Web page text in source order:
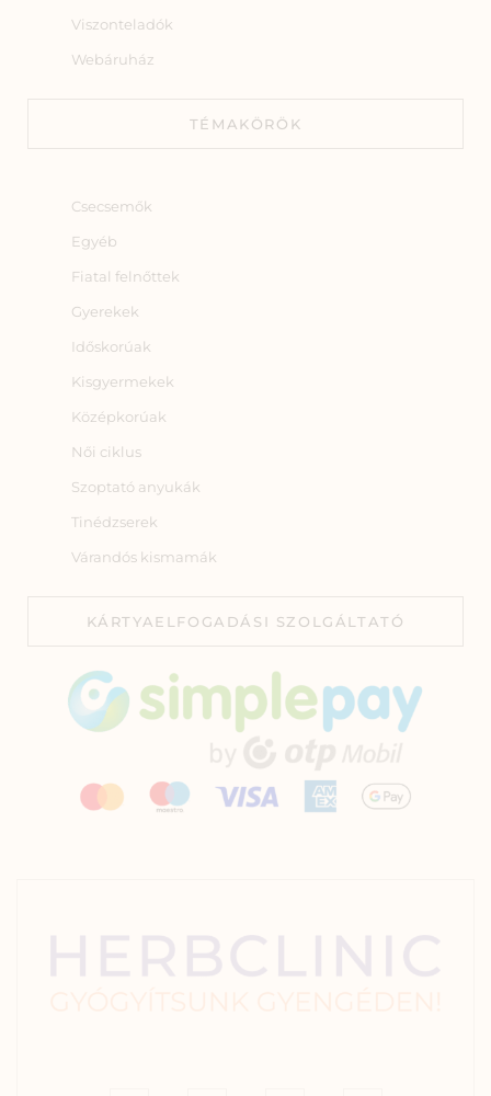
Viszonteladók
Webáruház
TÉMAKÖRÖK
Csecsemők
Egyéb
Fiatal felnőttek
Gyerekek
Időskorúak
Kisgyermekek
Középkorúak
Női ciklus
Szoptató anyukák
Tinédzserek
Várandós kismamák
KÁRTYAELFOGADÁSI SZOLGÁLTATÓ